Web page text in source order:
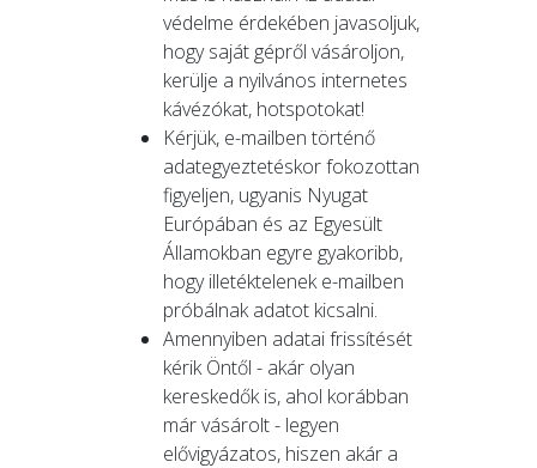
védelme érdekében javasoljuk,
hogy saját gépről vásároljon,
kerülje a nyilvános internetes
kávézókat, hotspotokat!
Kérjük, e-mailben történő
adategyeztetéskor fokozottan
figyeljen, ugyanis Nyugat
Európában és az Egyesült
Államokban egyre gyakoribb,
hogy illetéktelenek e-mailben
próbálnak adatot kicsalni.
Amennyiben adatai frissítését
kérik Öntől - akár olyan
kereskedők is, ahol korábban
már vásárolt - legyen
elővigyázatos, hiszen akár a